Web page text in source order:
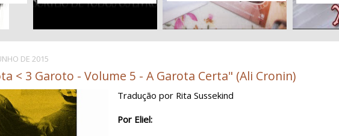
DE 2015
< 3 Garoto - Volume 5 - A Garota Certa" (Ali Cronin)
Tradução por Rita Sussekind
Por Eliel: